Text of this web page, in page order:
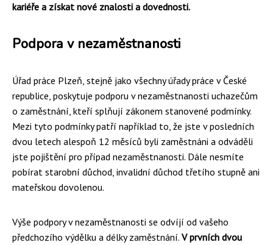
kariéře a získat nové znalosti a dovednosti.
Podpora v nezaměstnanosti
Úřad práce Plzeň, stejně jako všechny úřady práce v České
republice, poskytuje podporu v nezaměstnanosti uchazečům
o zaměstnání, kteří splňují zákonem stanovené podmínky.
Mezi tyto podmínky patří například to, že jste v posledních
dvou letech alespoň 12 měsíců byli zaměstnáni a odváděli
jste pojištění pro případ nezaměstnanosti. Dále nesmíte
pobírat starobní důchod, invalidní důchod třetího stupně ani
mateřskou dovolenou.
Výše podpory v nezaměstnanosti se odvíjí od vašeho
předchozího výdělku a délky zaměstnání. V prvních dvou